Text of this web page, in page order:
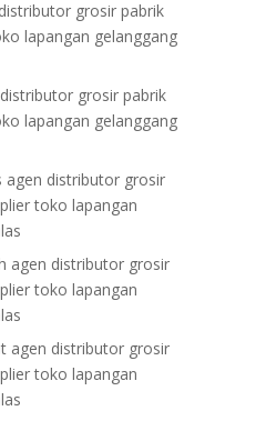
grosir pabrik
lapangan gelanggang
grosir pabrik
lapangan gelanggang
agen distributor grosir
toko lapangan
agen distributor grosir
toko lapangan
agen distributor grosir
toko lapangan